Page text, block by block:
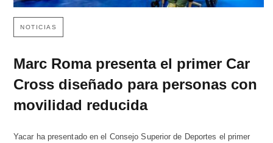
NOTICIAS
Marc Roma presenta el primer Car
Cross diseñado para personas con
movilidad reducida
Yacar ha presentado en el Consejo Superior de Deportes el primer